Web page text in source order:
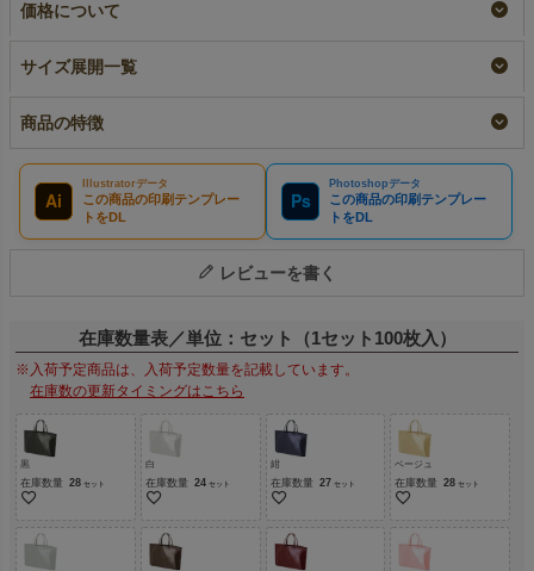
価格について
サイズ展開一覧
商品の特徴
Ai
Illustratorデータ
この商品の印刷テンプレー
トをDL
Ps
Photoshopデータ
この商品の印刷テンプレー
トをDL
レビューを書く
在庫数量表／単位：セット（1セット100枚入）
※入荷予定商品は、入荷予定数量を記載しています。
在庫数の更新タイミングはこちら
黒
在庫数量 28
白
在庫数量 24
紺
在庫数量 27
ベージュ
在庫数量 28